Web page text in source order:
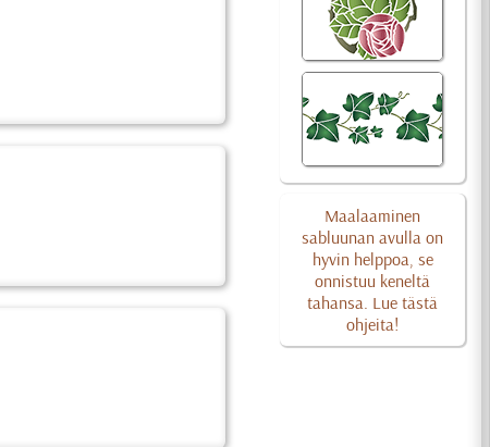
Maalaaminen
sabluunan avulla on
hyvin helppoa, se
onnistuu keneltä
tahansa. Lue tästä
ohjeita!